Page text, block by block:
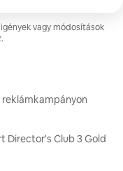
vagy módosítások
reklámkampányon
Director's Club 3 Gold